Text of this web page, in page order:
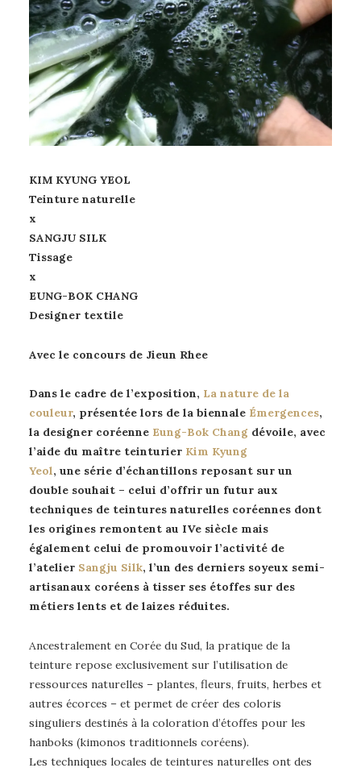
KIM KYUNG YEOL
Teinture naturelle
x
SANGJU SILK
Tissage
x
EUNG-BOK CHANG
Designer textile
Avec le concours de Jieun Rhee
Dans le cadre de l’exposition, La nature de la
couleur, présentée lors de la biennale Émergences,
la designer coréenne Eung-Bok Chang dévoile, avec
l’aide du maître teinturier Kim Kyung
Yeol, une série d’échantillons reposant sur un
double souhait – celui d’offrir un futur aux
techniques de teintures naturelles coréennes dont
les origines remontent au IVe siècle mais
également celui de promouvoir l’activité de
l’atelier Sangju Silk, l’un des derniers soyeux semi-
artisanaux coréens à tisser ses étoffes sur des
métiers lents et de laizes réduites.
Ancestralement en Corée du Sud, la pratique de la
teinture repose exclusivement sur l’utilisation de
ressources naturelles – plantes, fleurs, fruits, herbes et
autres écorces – et permet de créer des coloris
singuliers destinés à la coloration d’étoffes pour les
hanboks (kimonos traditionnels coréens).
Les techniques locales de teintures naturelles ont des